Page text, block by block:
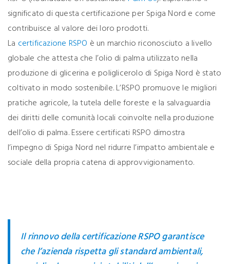
significato di questa certificazione per Spiga Nord e come
contribuisce al valore dei loro prodotti.
La certificazione RSPO è un marchio riconosciuto a livello
globale che attesta che l’olio di palma utilizzato nella
produzione di glicerina e poliglicerolo di Spiga Nord è stato
coltivato in modo sostenibile. L’RSPO promuove le migliori
pratiche agricole, la tutela delle foreste e la salvaguardia
dei diritti delle comunità locali coinvolte nella produzione
dell’olio di palma. Essere certificati RSPO dimostra
l’impegno di Spiga Nord nel ridurre l’impatto ambientale e
sociale della propria catena di approvvigionamento.
Il rinnovo dellacertificazione RSPOgarantisce
che l’azienda rispetta gli standard ambientali,